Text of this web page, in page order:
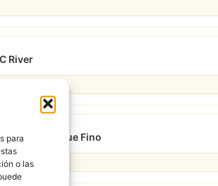
para
o las
River
Toque Fino